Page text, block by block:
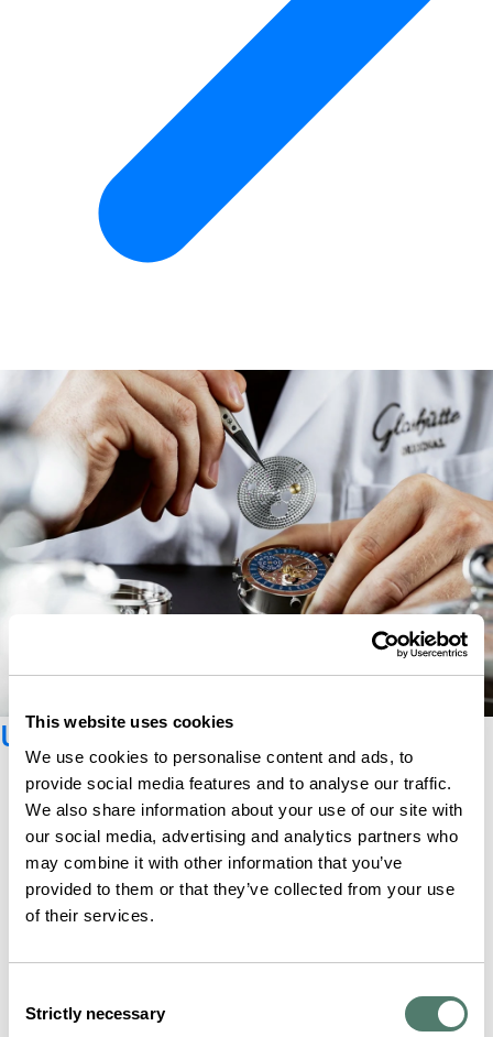
This website uses cookies
We use cookies to personalise content and ads, to
provide social media features and to analyse our traffic.
We also share information about your use of our site with
our social media, advertising and analytics partners who
may combine it with other information that you’ve
provided to them or that they’ve collected from your use
of their services.
Selection
Strictly necessary
Unseren Newsletter abonnieren